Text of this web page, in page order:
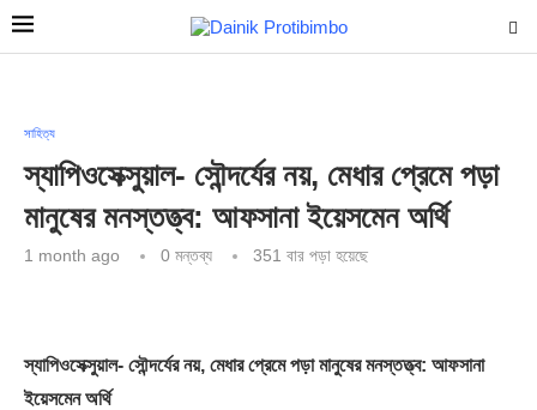
সাহিত্য
স্যাপিওসেক্সুয়াল- সৌন্দর্যের নয়, মেধার প্রেমে পড়া
মানুষের মনস্তত্ত্ব: আফসানা ইয়েসমেন অর্থি
1 month ago 0 মন্তব্য 351 বার পড়া হয়েছে
স্যাপিওসেক্সুয়াল- সৌন্দর্যের নয়, মেধার প্রেমে পড়া মানুষের মনস্তত্ত্ব: আফসানা
ইয়েসমেন অর্থি